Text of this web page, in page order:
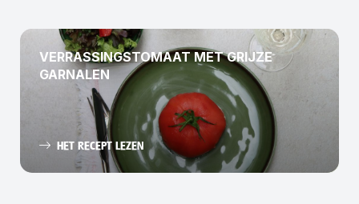
VERRASSINGSTOMAAT MET GRIJZE
GARNALEN
HET RECEPT LEZEN